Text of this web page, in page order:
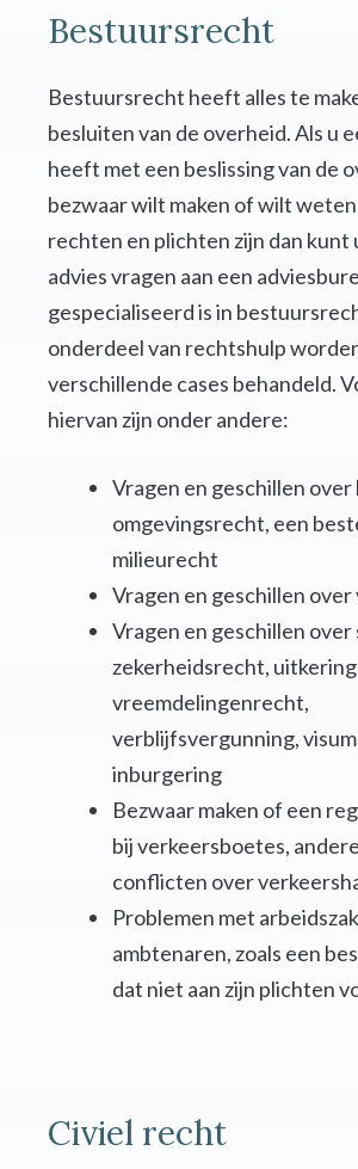
Bestuursrecht
Bestuursrecht heeft alles te
besluiten van de overheid. Als u
heeft met een beslissing van de
bezwaar wilt maken of wilt
rechten en plichten zijn dan kunt
advies vragen aan een
gespecialiseerd is in
onderdeel van rechtshulp
verschillende cases behandeld.
hiervan zijn onder andere:
Vragen en geschillen
omgevingsrecht, een
milieurecht
Vragen en geschillen
Vragen en geschillen over
zekerheidsrecht,
vreemdelingenrecht,
verblijfsvergunning,
inburgering
Bezwaar maken of een
bij verkeersboetes,
conflicten over
Problemen met
ambtenaren, zoals een
dat niet aan zijn plichten
Civiel recht